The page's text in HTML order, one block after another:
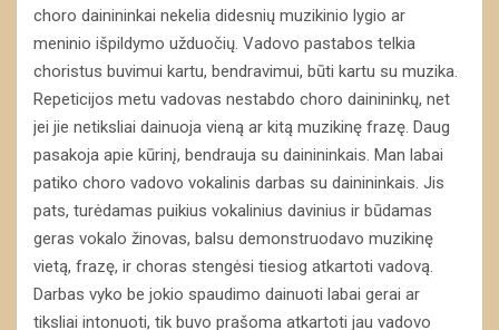
choro dainininkai nekelia didesnių muzikinio lygio ar
meninio išpildymo užduočių. Vadovo pastabos telkia
choristus buvimui kartu, bendravimui, būti kartu su muzika.
Repeticijos metu vadovas nestabdo choro dainininkų, net
jei jie netiksliai dainuoja vieną ar kitą muzikinę frazę. Daug
pasakoja apie kūrinį, bendrauja su dainininkais. Man labai
patiko choro vadovo vokalinis darbas su dainininkais. Jis
pats, turėdamas puikius vokalinius davinius ir būdamas
geras vokalo žinovas, balsu demonstruodavo muzikinę
vietą, frazę, ir choras stengėsi tiesiog atkartoti vadovą.
Darbas vyko be jokio spaudimo dainuoti labai gerai ar
tiksliai intonuoti, tik buvo prašoma atkartoti jau vadovo